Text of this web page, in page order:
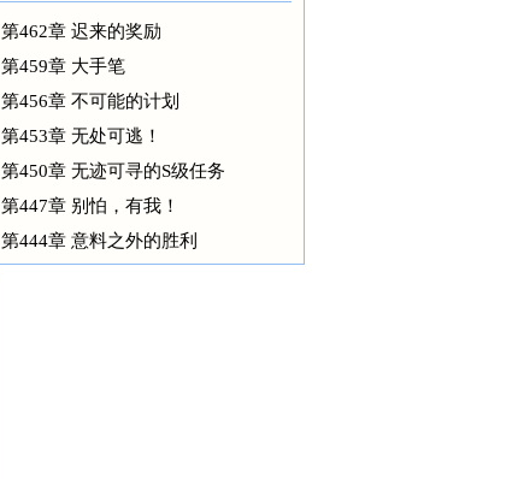
第462章 迟来的奖励
第459章 大手笔
第456章 不可能的计划
第453章 无处可逃！
第450章 无迹可寻的S级任务
第447章 别怕，有我！
第444章 意料之外的胜利